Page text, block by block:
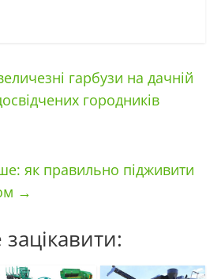
гарбузи на дачній
городників
як правильно підживити
→